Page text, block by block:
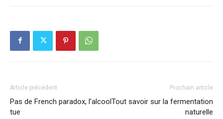
Article précédent
Pas de French paradox, l’alcool
tue
Prochain article
Tout savoir sur la fermentation
naturelle